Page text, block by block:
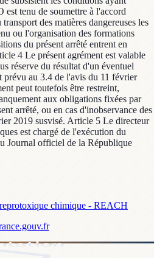
est tenu de soumettre à l'accord
des matières dangereuses les
ou l'organisation des formations
du présent arrêté entrent en
4 Le présent agrément est valable
réserve du résultat d'un éventuel
au 3.4 de l'avis du 11 février
peut toutefois être restreint,
aux obligations fixées par
arrêté, ou en cas d'inobservance des
2019 susvisé. Article 5 Le directeur
est chargé de l'exécution du
Journal officiel de la République
chimique - REACH